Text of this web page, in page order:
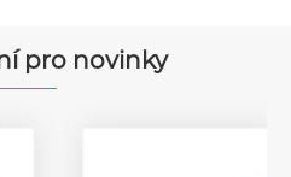
pro novinky